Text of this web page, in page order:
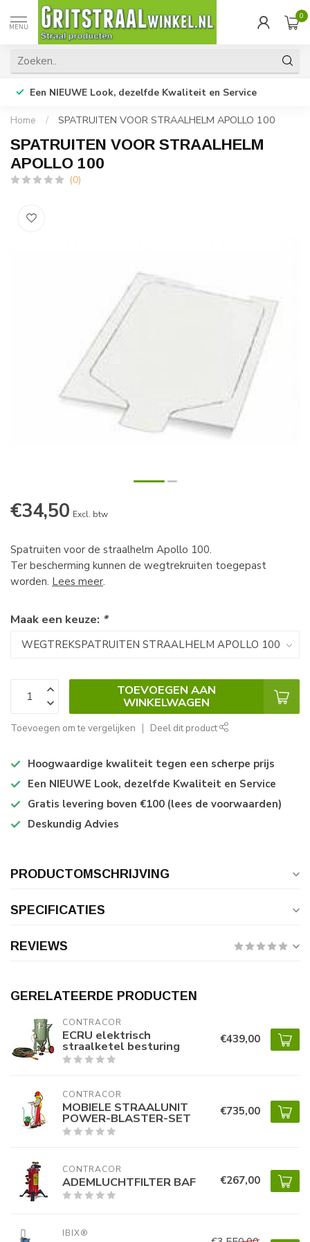
MENU
0
Een NIEUWE Look, dezelfde Kwaliteit en Service
Home / SPATRUITEN VOOR STRAALHELM APOLLO 100
SPATRUITEN VOOR STRAALHELM
APOLLO 100
(0)
€34,50 Excl. btw
Spatruiten voor de straalhelm Apollo 100.
Ter bescherming kunnen de wegtrekruiten toegepast
worden. Lees meer.
Maak een keuze: *
TOEVOEGEN AAN
WINKELWAGEN
Toevoegen om te vergelijken Deel dit product
Hoogwaardige kwaliteit tegen een scherpe prijs
Een NIEUWE Look, dezelfde Kwaliteit en Service
Gratis levering boven €100 (lees de voorwaarden)
Deskundig Advies
PRODUCTOMSCHRIJVING
SPECIFICATIES
REVIEWS
GERELATEERDE PRODUCTEN
CONTRACOR
ECRU elektrisch
straalketel besturing €439,00
CONTRACOR
MOBIELE STRAALUNIT
POWER-BLASTER-SET €735,00
CONTRACOR
ADEMLUCHTFILTER BAF €267,00
IBIX®